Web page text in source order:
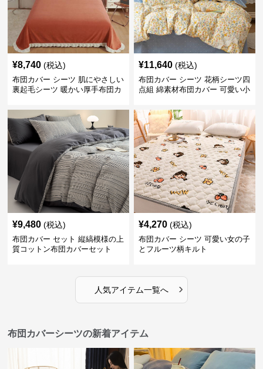
¥8,740 (税込)
布団カバー シーツ 肌にやさしい
裏起毛シーツ 暖かい厚手布団カ
¥11,640 (税込)
布団カバー シーツ 花柄シーツ四
点組 綿素材布団カバー 可愛い小
¥9,480 (税込)
布団カバー セット 縦縞模様の上
質コットン布団カバーセット
¥4,270 (税込)
布団カバー シーツ 可愛い女の子
とフルーツ柄キルト
人気アイテム一覧へ ›
布団カバーシーツの新着アイテム